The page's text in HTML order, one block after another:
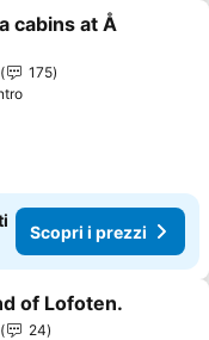
ai preferiti
cabins at Å
175
Scopri i prezzi
ai preferiti
of Lofoten.
24